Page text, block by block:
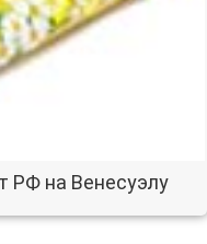
РФ на Венесуэлу